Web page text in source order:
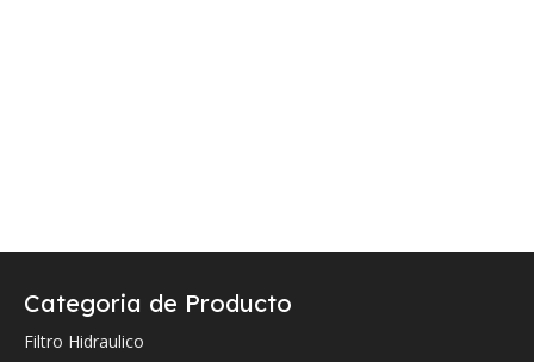
Categoria de Producto
Filtro Hidraulico